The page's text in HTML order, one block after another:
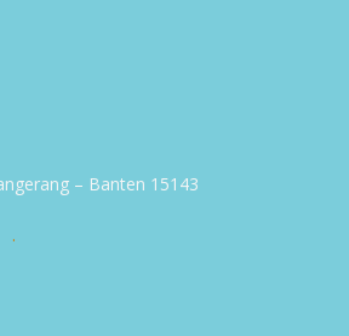
– Banten 15143
.